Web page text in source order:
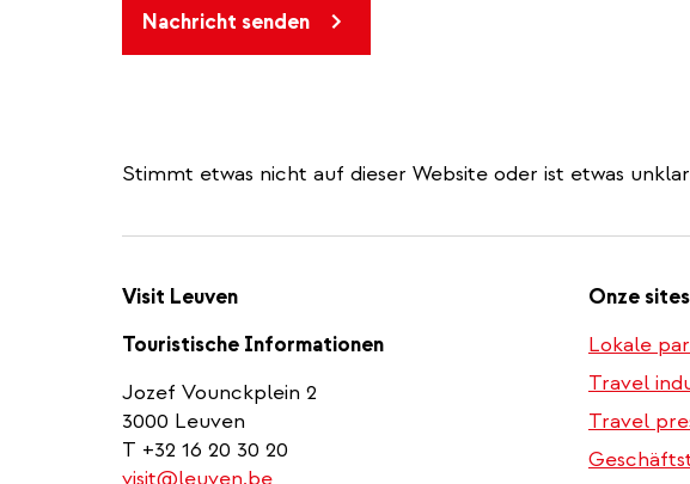
Nachricht senden
Stimmt etwas nicht auf dieser Website oder ist etwas
Visit Leuven
Touristische Informationen
Jozef Vounckplein 2
3000 Leuven
T +32 16 20 30 20
Onze sites
Lokale
Travel
Travel